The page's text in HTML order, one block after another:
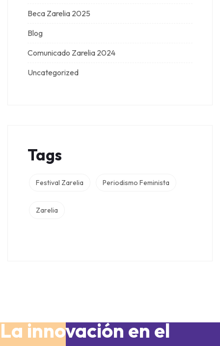
Beca Zarelia 2025
Blog
Comunicado Zarelia 2024
Uncategorized
Tags
Festival Zarelia Periodismo Feminista
Zarelia
La innovación en el